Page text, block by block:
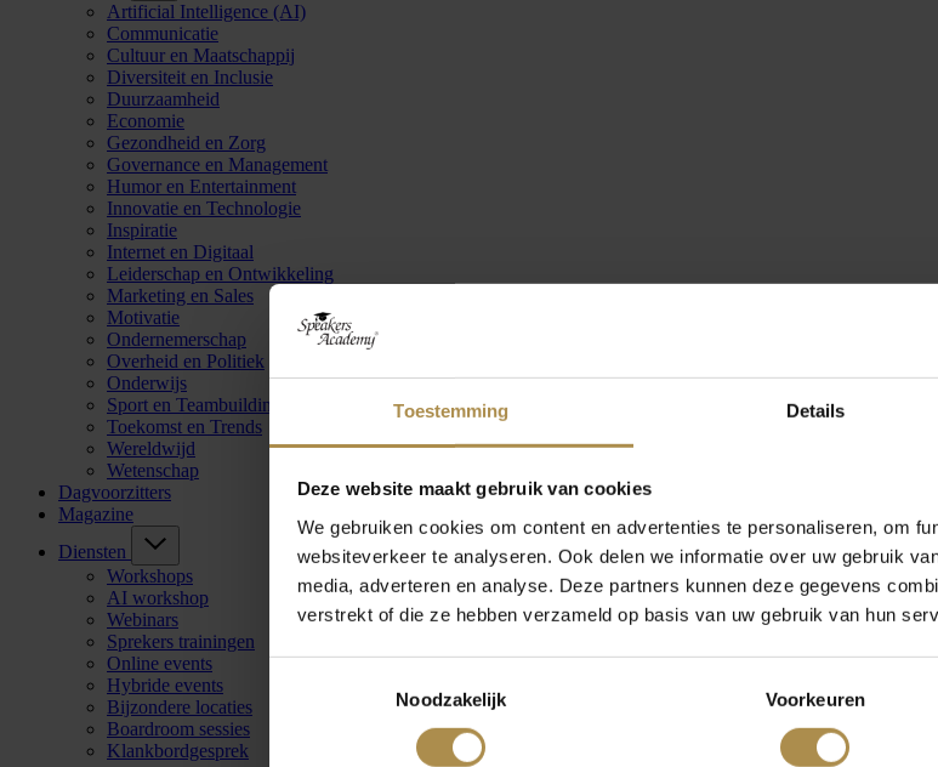
Toestemming Details
Deze website maakt gebruik van cookies
We gebruiken cookies om content en advertenties te personaliseren, om
websiteverkeer te analyseren. Ook delen we informatie over uw gebruik
media, adverteren en analyse. Deze partners kunnen deze gegevens
verstrekt of die ze hebben verzameld op basis van uw gebruik van hun
Noodzakelijk
Voorkeuren
Artificial Intelligence (AI)
Communicatie
Cultuur en Maatschappij
Diversiteit en Inclusie
Duurzaamheid
Economie
Gezondheid en Zorg
Governance en Management
Humor en Entertainment
Innovatie en Technologie
Inspiratie
Internet en Digitaal
Leiderschap en Ontwikkeling
Marketing en Sales
Motivatie
Ondernemerschap
Overheid en Politiek
Onderwijs
Sport en Teambuilding
Toekomst en Trends
Wereldwijd
Wetenschap
Dagvoorzitters
Magazine
Diensten
Workshops
AI workshop
Webinars
Sprekers trainingen
Online events
Hybride events
Bijzondere locaties
Boardroom sessies
Klankbordgesprek